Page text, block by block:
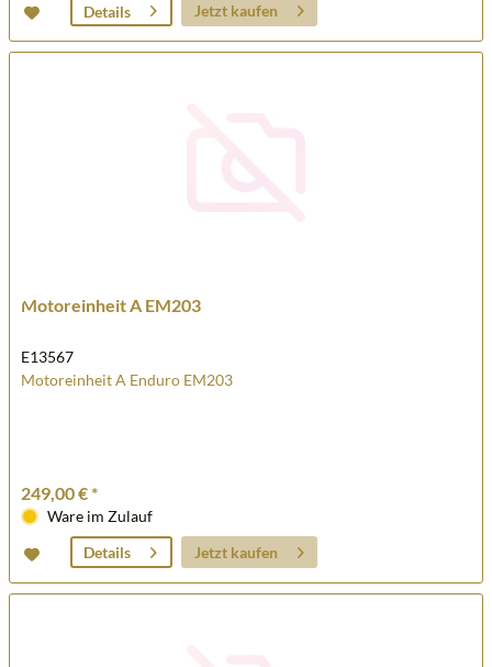
Details
Jetzt kaufen
Motoreinheit A EM203
E13567
Motoreinheit A Enduro EM203
249,00 € *
Ware im Zulauf
Details
Jetzt kaufen